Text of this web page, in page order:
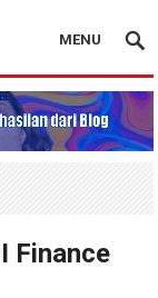
MENU
Finance